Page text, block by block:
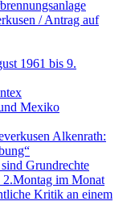
/ Antrag auf
1961 bis 9.
Mexiko
Alkenrath:
Grundrechte
2.Montag im Monat
Kritik an einem